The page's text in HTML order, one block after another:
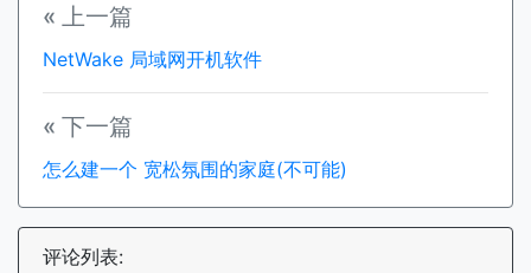
« 上一篇
NetWake 局域网开机软件
« 下一篇
怎么建一个 宽松氛围的家庭(不可能)
评论列表: